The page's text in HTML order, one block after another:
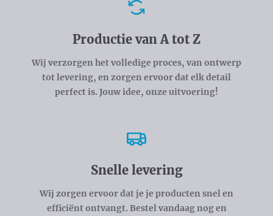
Productie van A tot Z
Wij verzorgen het volledige proces, van ontwerp
tot levering, en zorgen ervoor dat elk detail
perfect is. Jouw idee, onze uitvoering!
Snelle levering
Wij zorgen ervoor dat je je producten snel en
efficiënt ontvangt. Bestel vandaag nog en